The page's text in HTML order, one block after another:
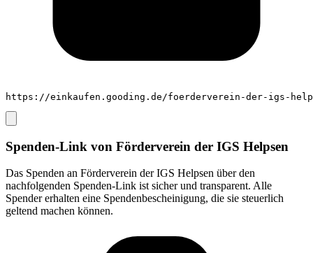
https://einkaufen.gooding.de/foerderverein-der-igs-
Spenden-Link von Förderverein der IGS Helpsen
Das Spenden an Förderverein der IGS Helpsen über den
nachfolgenden Spenden-Link ist sicher und transparent. Alle
Spender erhalten eine Spendenbescheinigung, die sie steuerlich
geltend machen können.